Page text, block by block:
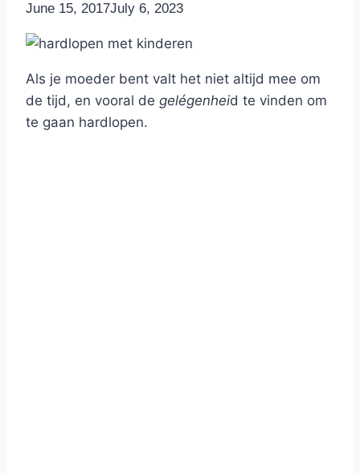
ByNicole
June 15, 2017July 6, 2023
Als je moeder bent valt het niet altijd mee om
de tijd, en vooral de gelégenheid te vinden om
te gaan hardlopen.